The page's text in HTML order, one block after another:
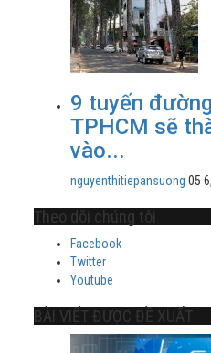
9 tuyến
TPHCM sẽ
vào...
nguyenthitiepansuong 05
Theo dõi chúng tôi
Facebook
Twitter
Youtube
BÀI VIẾT ĐƯỢC ĐỀ XUẤT